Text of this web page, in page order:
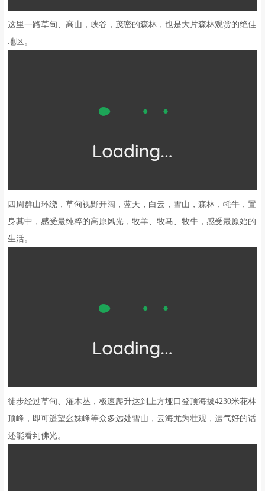
这里一路草甸、高山，峡谷，茂密的森林，也是大片森林观赏的绝佳
地区。
四周群山环绕，草甸视野开阔，蓝天，白云，雪山，森林，牦牛，置
身其中，感受最纯粹的高原风光，牧羊、牧马、牧牛，感受最原始的
生活。
徒步经过草甸、灌木丛，极速爬升达到上方垭口登顶海拔4230米花林
顶峰，即可遥望幺妹峰等众多远处雪山，云海尤为壮观，运气好的话
还能看到佛光。